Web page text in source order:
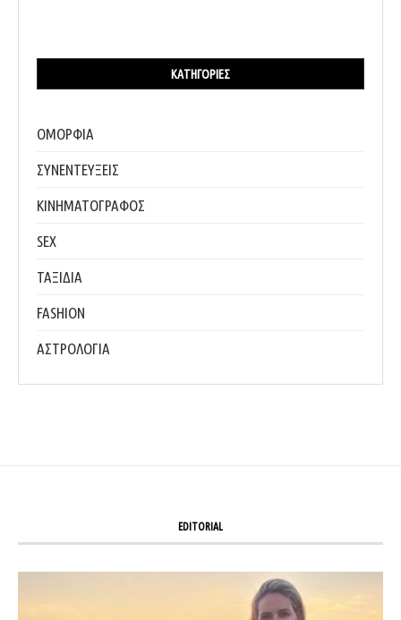
ΚΑΤΗΓΟΡΊΕΣ
ΟΜΟΡΦΙΑ
ΣΥΝΕΝΤΕΥΞΕΙΣ
ΚΙΝΗΜΑΤΟΓΡΑΦΟΣ
SEX
ΤΑΞΙΔΙΑ
FASHION
ΑΣΤΡΟΛΟΓΙΑ
EDITORIAL